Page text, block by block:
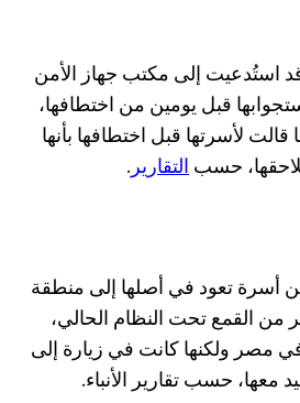
استُدعيت إلى مكتب جهاز الأمن
قبل يومين من اختطافها،
لأسرتها قبل اختطافها بأنها
حسبالتقارير.
أسرة تعود في أصلها إلى منطقة
من القمع تحت النظام الحالي،
مصر ولكنها كانت في زيارة إلى
معها، حسب تقارير الأنباء.